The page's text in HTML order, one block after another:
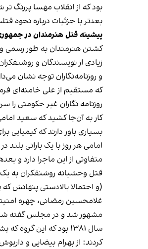
بود که از انقلاب مهسا پررنگ
بعدتر با جزئیات درباره
پیشینه قتل هنرمندان در
زیادی از نویسندگان و
و روزنامه‌نگاران توجه نشان
که مستقیم از علی خامنه‌ای
روزنامه نگاران غیر حکومتی را
کار به آن‌جا کشید که سعید
بسیاری باور دارند که
امامی هر روز با یک بارانی
متفاوتی از این ماجرا دارد و
قتل وحشیانه روشنفکران به
(و احتمالا بالادستی پنهانش
غلامحسین رمضانی، چهره
مشهور شد و در مجلس گفته شد
سال ۱۳۸۱ بود که این
کردند: از بهرام بیضایی و